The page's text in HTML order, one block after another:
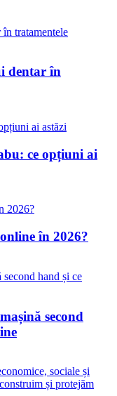
dentar în
ce opțiuni ai
în 2026?
second